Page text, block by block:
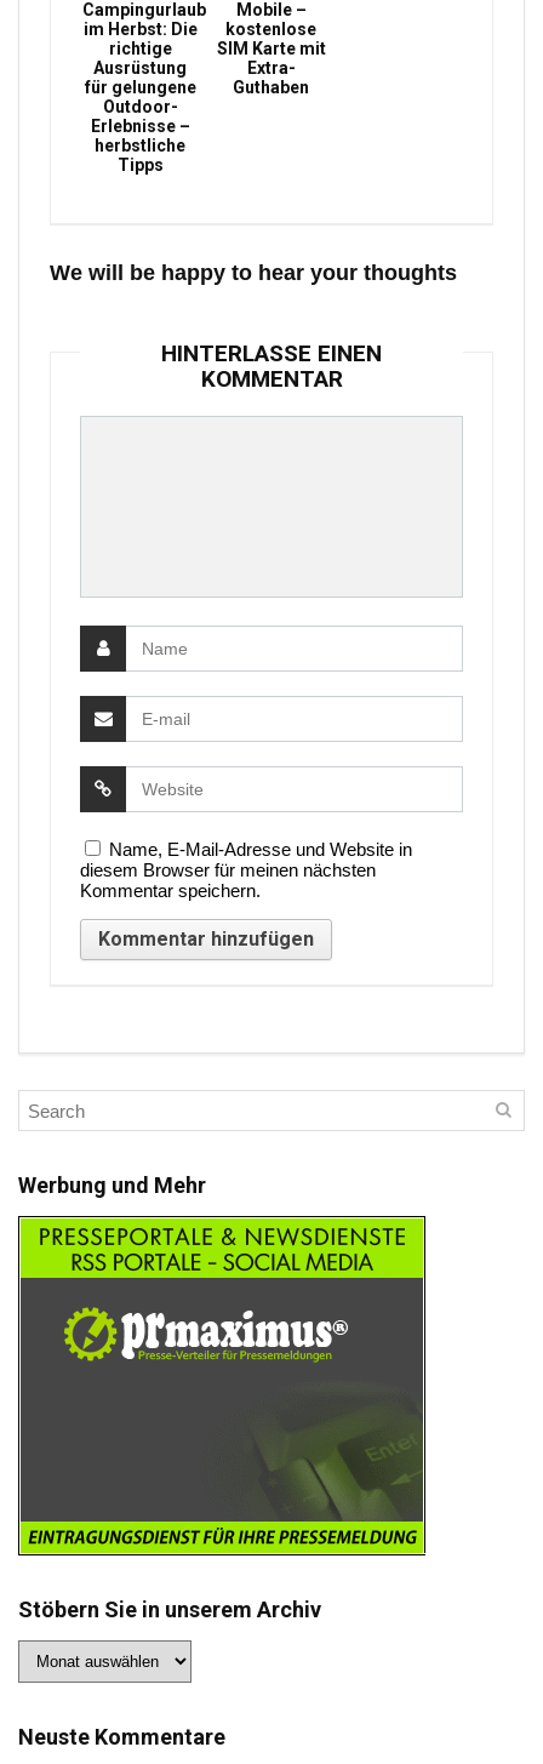
Campingurlaub
im Herbst: Die
richtige
Ausrüstung
für gelungene
Outdoor-
Erlebnisse –
herbstliche
Tipps
Mobile –
kostenlose
SIM Karte mit
Extra-
Guthaben
We will be happy to hear your thoughts
HINTERLASSE EINEN
KOMMENTAR
Name, E-Mail-Adresse und Website in
diesem Browser für meinen nächsten
Kommentar speichern.
Werbung und Mehr
Stöbern Sie in unserem Archiv
Sie
Archiv
Neuste Kommentare